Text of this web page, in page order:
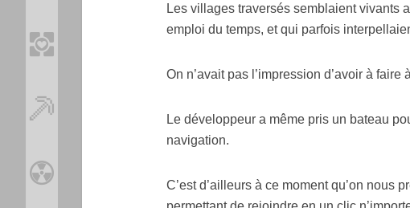
Les villages traversés semblaient vivants
emploi du temps, et qui parfois
On n’avait pas l’impression d’avoir à
Le développeur a même pris un bateau
navigation.
C’est d’ailleurs à ce moment qu’on nous